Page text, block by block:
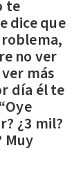
te
dice que
no ver
más
día él te
¿3 mil?
Muy